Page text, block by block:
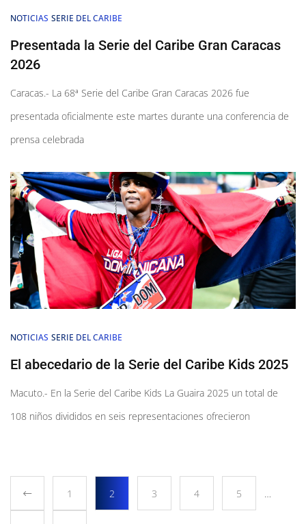
NOTICIAS SERIE DEL CARIBE
Presentada la Serie del Caribe Gran Caracas
2026
Caracas.- La 68ª Serie del Caribe Gran Caracas 2026 fue
presentada oficialmente este martes durante una conferencia de
prensa celebrada
NOTICIAS SERIE DEL CARIBE
El abecedario de la Serie del Caribe Kids 2025
Macuto.- En la Serie del Caribe Kids La Guaira 2025 un total de
108 niños divididos en seis representaciones ofrecieron
1 2 3 4 5 …